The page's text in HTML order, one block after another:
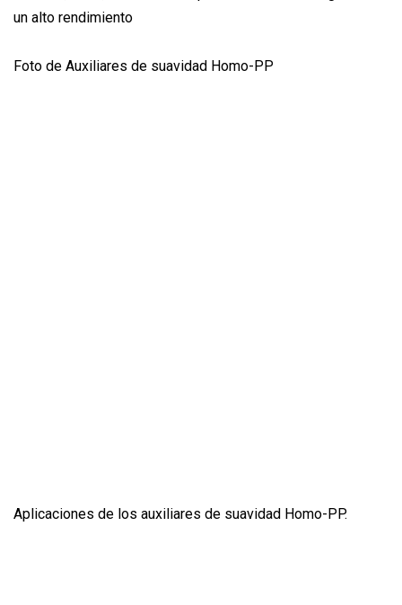
un alto rendimiento
Foto de Auxiliares de suavidad Homo-PP
Aplicaciones de los auxiliares de suavidad Homo-PP.